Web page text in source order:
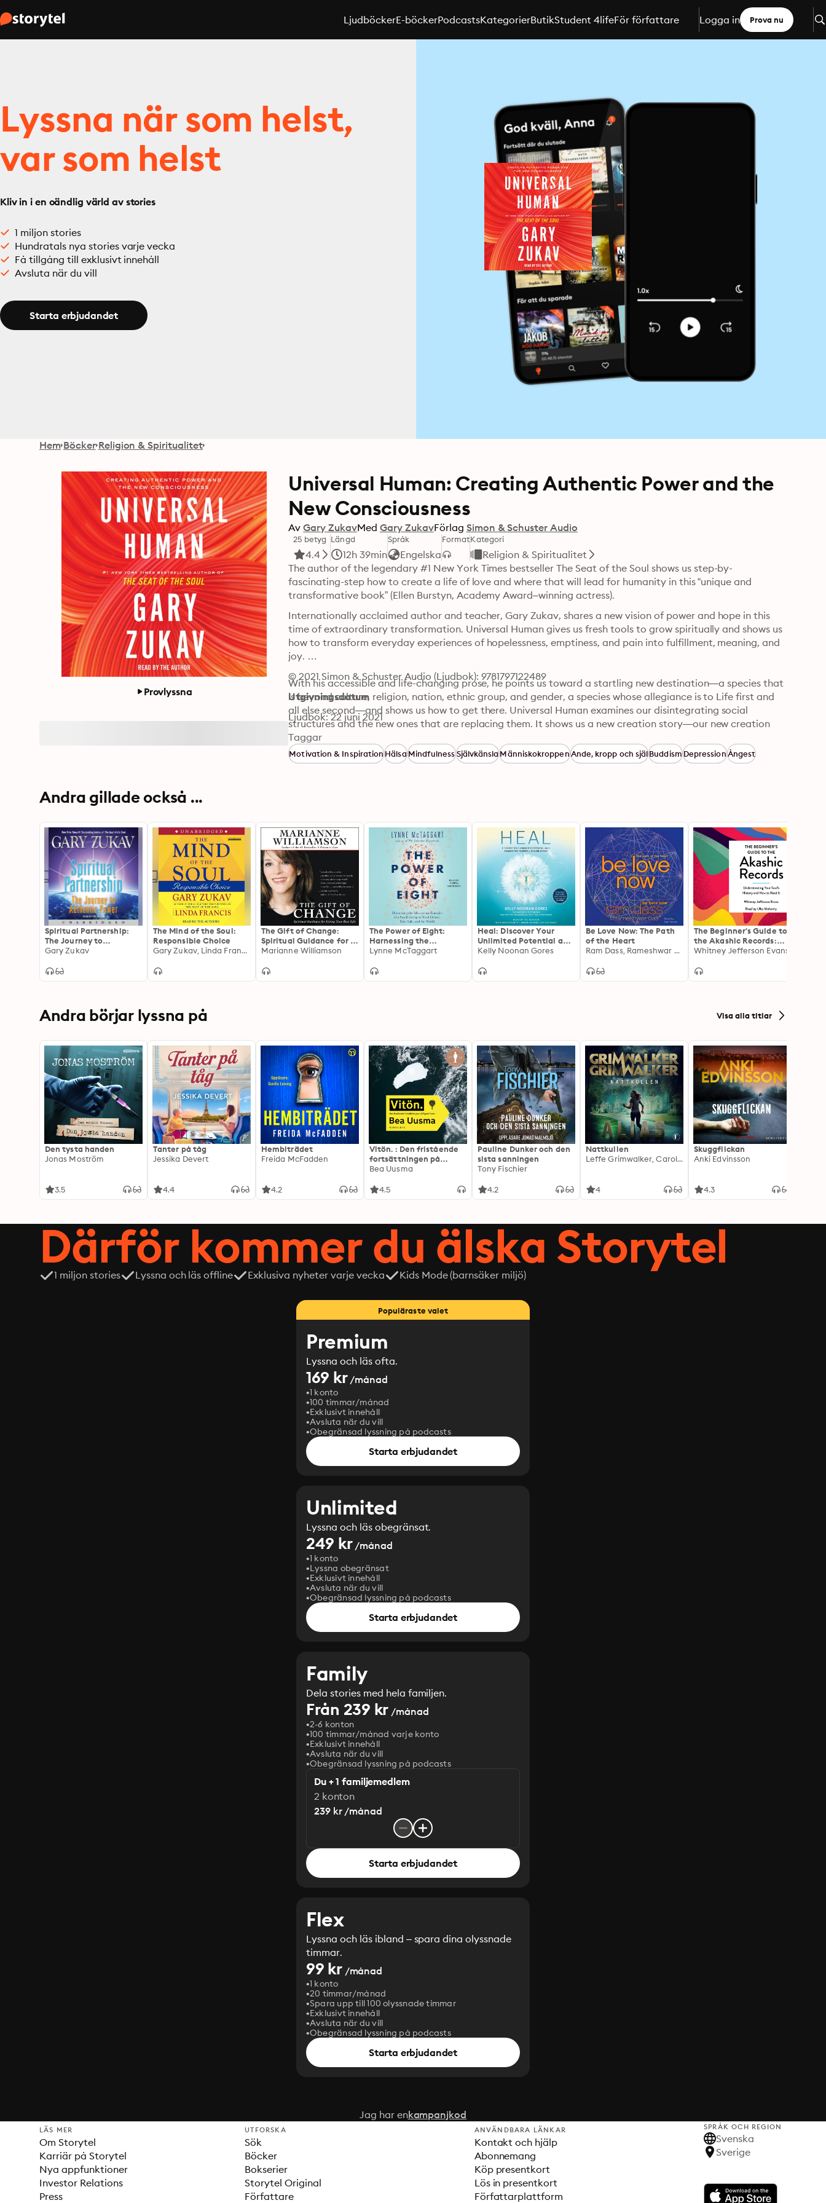
LjudböckerE-böckerPodcastsKategorierButikStudent 4lifeFör författare Logga in Prova nu
Lyssna när som helst,
var som helst
Kliv in i en oändlig värld av stories
1 miljon stories
Hundratals nya stories varje vecka
Få tillgång till exklusivt innehåll
Avsluta när du vill
Starta erbjudandet
Hem Böcker Religion & Spiritualitet
Provlyssna
Universal Human: Creating Authentic Power and the
New Consciousness
Av Gary ZukavMed Gary ZukavFörlag Simon & Schuster Audio
25 betyg
4.4
Längd
12h 39min
Språk
Engelska
FormatKategori
Religion & Spiritualitet
The author of the legendary #1 New York Times bestseller The Seat of the Soul shows us step-by-
fascinating-step how to create a life of love and where that will lead for humanity in this “unique and
Internationally acclaimed author and teacher, Gary Zukav, shares a new vision of power and hope in this
time of extraordinary transformation. Universal Human gives us fresh tools to grow spiritually and shows us
how to transform everyday experiences of hopelessness, emptiness, and pain into fulfillment, meaning, and
joy.
With his accessible and life-changing prose, he points us toward a startling new destination—a species that
is beyond culture, religion, nation, ethnic group, and gender, a species whose allegiance is to Life first and
all else second—and shows us how to get there. Universal Human examines our disintegrating social
structures and the new ones that are replacing them. It shows us a new creation story—our new creation
story—as we create it with our choices, our deeds, and our words.
Authentic power—the alignment of the personality with soul—is replacing external power, the ability to
© 2021 Simon & Schuster Audio (Ljudbok): 9781797122489
Utgivningsdatum
Ljudbok: 22 juni 2021
Taggar
Motivation & InspirationHälsaMindfulnessSjälvkänslaMänniskokroppenAnde, kropp och själBuddismDepressionÅngest
Andra gillade också ...
Spiritual Partnership:
The Journey to
Authentic Power
Gary Zukav
The Mind of the Soul:
Responsible Choice
Gary Zukav, Linda Francis
The Gift of Change:
Spiritual Guidance for a
Radically New Life
Marianne Williamson
The Power of Eight:
Harnessing the
Miraculous Energies of a
Others, Your Life, and
Lynne McTaggart
Heal: Discover Your
Unlimited Potential and
Awaken the Powerful
Kelly Noonan Gores
Be Love Now: The Path
of the Heart
Ram Dass, Rameshwar Das
The Beginner's Guide to
the Akashic Records:
The Understanding of
How to Read It
Whitney Jefferson Evans
Andra börjar lyssna på Visa alla titlar
Den tysta handen
Jonas Moström
3.5
Tanter på tåg
Jessika Devert
4.4
Hembiträdet
Freida McFadden
4.2
Vitön. : Den fristående
fortsättningen på
Expeditionen
Bea Uusma
4.5
Pauline Dunker och den
sista sanningen
Tony Fischier
4.2
Nattkullen
Leffe Grimwalker, Caroline Grimwalker
4
Skuggflickan
Anki Edvinsson
4.3
Därför kommer du älska Storytel
1 miljon stories Lyssna och läs offline Exklusiva nyheter varje vecka Kids Mode (barnsäker miljö)
Populäraste valet
Premium
Lyssna och läs ofta.
169 kr/månad
1 konto
100 timmar/månad
Exklusivt innehåll
Avsluta när du vill
Obegränsad lyssning på podcasts
Starta erbjudandet
Unlimited
Lyssna och läs obegränsat.
249 kr/månad
1 konto
Lyssna obegränsat
Exklusivt innehåll
Avsluta när du vill
Obegränsad lyssning på podcasts
Starta erbjudandet
Family
Dela stories med hela familjen.
Från 239 kr /månad
2-6 konton
100 timmar/månad varje konto
Exklusivt innehåll
Avsluta när du vill
Obegränsad lyssning på podcasts
Du + 1 familjemedlem
2 konton
239 kr /månad
Starta erbjudandet
Flex
Lyssna och läs ibland – spara dina olyssnade
timmar.
99 kr/månad
1 konto
20 timmar/månad
Spara upp till 100 olyssnade timmar
Exklusivt innehåll
Avsluta när du vill
Obegränsad lyssning på podcasts
Starta erbjudandet
Jag har enkampanjkod
LÄS MER
Om Storytel
Karriär på Storytel
Nya appfunktioner
Investor Relations
Press
UTFORSKA
Sök
Böcker
Bokserier
Storytel Original
Författare
ANVÄNDBARA LÄNKAR
Kontakt och hjälp
Abonnemang
Köp presentkort
Lös in presentkort
Författarplattform
SPRÅK OCH REGION
Svenska
Sverige